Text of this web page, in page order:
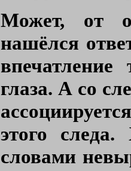
Может, от
нашёлся
глаза. А со
этого
словами